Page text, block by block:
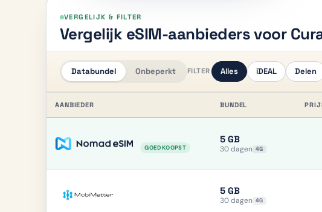
VERGELIJK & FILTER
Vergelijk eSIM-aanbieders voor
Databundel Onbeperkt FILTER Alles iDEAL Delen
AANBIEDER BUNDEL
GOEDKOOPST
5 GB
30 dagen 4G
5 GB
30 dagen 4G